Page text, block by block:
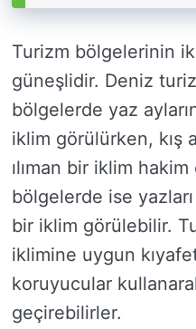
Turizm bölgelerinin
güneşlidir. Deniz
bölgelerde yaz
iklim görülürken, kış
ılıman bir iklim
bölgelerde ise
bir iklim görülebilir.
iklimine uygun
koruyucular
geçirebilirler.